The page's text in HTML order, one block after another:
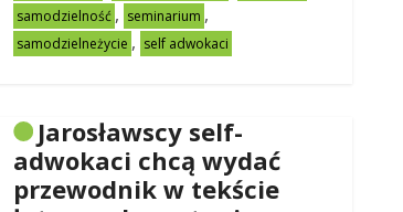
samodzielność , seminarium ,
samodzielneżycie , self adwokaci
Jarosławscy self-
adwokaci chcą wydać
przewodnik w tekście